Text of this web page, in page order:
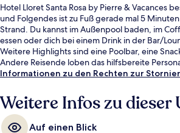
Hotel Lloret Santa Rosa by Pierre & Vacances
und Folgendes ist zu Fuß gerade mal 5
Strand. Du kannst im Außenpool baden, im
essen oder dich bei einem Drink in der Bar/
Weitere Highlights sind eine Poolbar, eine
Andere Reisende loben das hilfsbereite
Informationen zu den Rechten zur
Weitere Infos zu
Auf einen Blick